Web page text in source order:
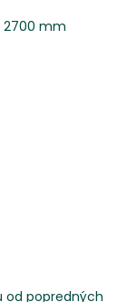
2700 mm
od popredných